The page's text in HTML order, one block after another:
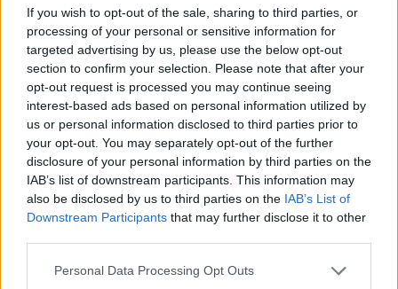
If you wish to opt-out of the sale, sharing to third parties, or
processing of your personal or sensitive information for
targeted advertising by us, please use the below opt-out
section to confirm your selection. Please note that after your
opt-out request is processed you may continue seeing
interest-based ads based on personal information utilized by
us or personal information disclosed to third parties prior to
your opt-out. You may separately opt-out of the further
disclosure of your personal information by third parties on the
IAB’s list of downstream participants. This information may
also be disclosed by us to third parties on the IAB’s List of
Downstream Participants that may further disclose it to other
Please note that this website/app uses one or more Google
Personal Data Processing Opt Outs